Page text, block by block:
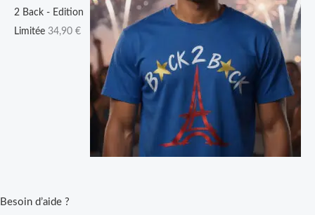
2 Back - Edition
Limitée 34,90 €
Besoin d’aide ?